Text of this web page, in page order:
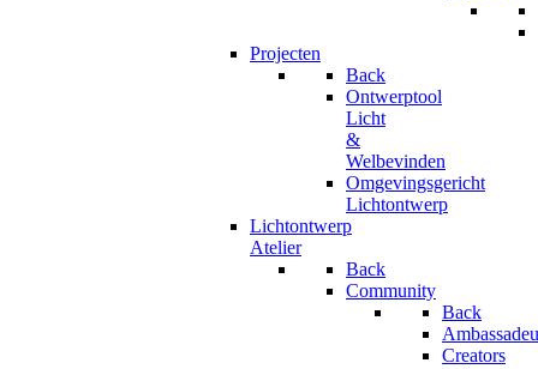
Projecten
Back
Ontwerptool
Licht
&
Welbevinden
Omgevingsgericht
Lichtontwerp
Lichtontwerp
Atelier
Back
Community
Back
Creators